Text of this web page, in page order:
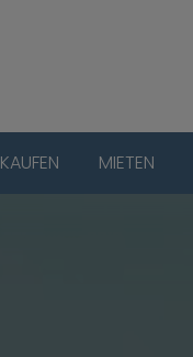
KAUFEN MIETEN